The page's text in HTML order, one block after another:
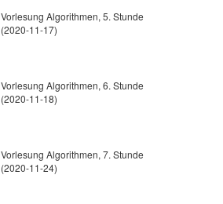
Vorlesung Algorithmen, 5. Stunde
(2020-11-17)
Vorlesung Algorithmen, 6. Stunde
(2020-11-18)
Vorlesung Algorithmen, 7. Stunde
(2020-11-24)